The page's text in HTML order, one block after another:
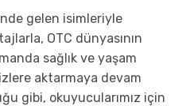
gelen isimleriyle
OTC dünyasının
sağlık ve yaşam
aktarmaya devam
gibi, okuyucularımız için